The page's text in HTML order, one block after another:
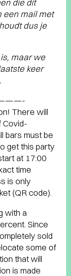
die dit
een mail met
dus je
maar we
keer
There will
Covid-
bars must be
get this party
at 17:00
time
is only
(QR code).
with a
Since
sold
some of
that will
is made